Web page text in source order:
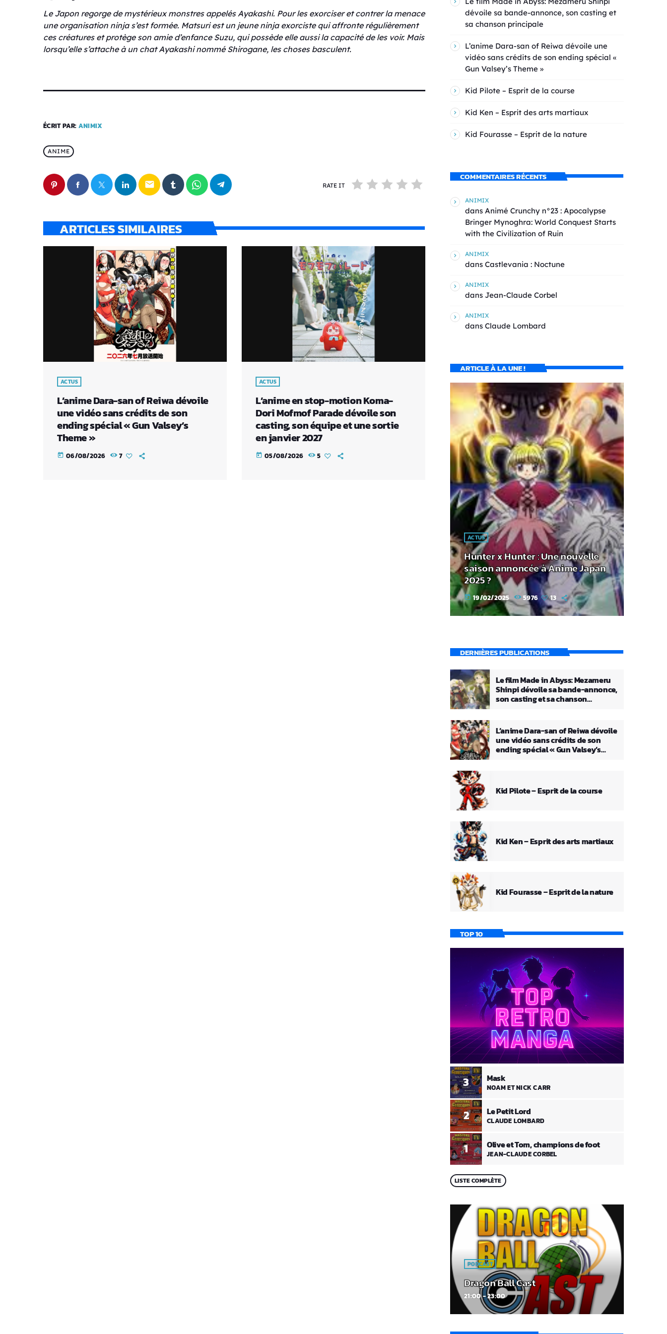
Le Japon regorge de mystérieux monstres appelés Ayakashi. Pour les exorciser et contrer la menace
une organisation ninja s’est formée. Matsuri est un jeune ninja exorciste qui affronte régulièrement
ces créatures et protège son amie d’enfance Suzu, qui possède elle aussi la capacité de les voir. Mais
lorsqu’elle s’attache à un chat Ayakashi nommé Shirogane, les choses basculent.
ÉCRIT PAR: ANIMIX
ANIME
email RATE IT
ARTICLES SIMILAIRES
ACTUS
L’anime Dara-san of Reiwa dévoile
une vidéo sans crédits de son
ending spécial « Gun Valsey’s
Theme »
today 06/08/2026 7
ACTUS
L’anime en stop-motion Koma-
Dori Mofmof Parade dévoile son
casting, son équipe et une sortie
en janvier 2027
today 05/08/2026 5
dévoile sa bande-annonce, son casting et
sa chanson principale
L’anime Dara-san of Reiwa dévoile une
vidéo sans crédits de son ending spécial «
Gun Valsey’s Theme »
Kid Pilote – Esprit de la course
Kid Ken – Esprit des arts martiaux
Kid Fourasse – Esprit de la nature
COMMENTAIRES RÉCENTS
ANIMIX
dans Animé Crunchy n°23 : Apocalypse
Bringer Mynoghra: World Conquest Starts
with the Civilization of Ruin
ANIMIX
dans Castlevania : Noctune
ANIMIX
dans Jean-Claude Corbel
ANIMIX
dans Claude Lombard
ARTICLE À LA UNE !
ACTUS
Hunter x Hunter : Une nouvelle
saison annoncée à Anime Japan
2025 ?
today 19/02/2025 5976 13
DERNIÈRES PUBLICATIONS
Le film Made in Abyss: Mezameru
Shinpi dévoile sa bande-annonce,
son casting et sa chanson
L’anime Dara-san of Reiwa dévoile
une vidéo sans crédits de son
ending spécial « Gun Valsey’s
Kid Pilote – Esprit de la course
Kid Ken – Esprit des arts martiaux
Kid Fourasse – Esprit de la nature
TOP 10
1 Olive et Tom, champions de foot
JEAN-CLAUDE CORBEL
2 Le Petit Lord
CLAUDE LOMBARD
3 Mask
NOAM ET NICK CARR
LISTE COMPLÈTE
PODCAST
Dragon Ball Cast
21:00 - 23:00